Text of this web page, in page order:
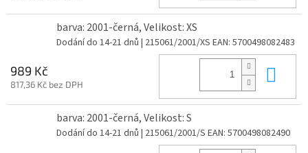
barva: 2001-černá, Velikost: XS
Dodání do 14-21 dnů | 215061/2001/XS EAN: 5700498082483
989 Kč
817,36 Kč bez DPH
barva: 2001-černá, Velikost: S
Dodání do 14-21 dnů | 215061/2001/S EAN: 5700498082490